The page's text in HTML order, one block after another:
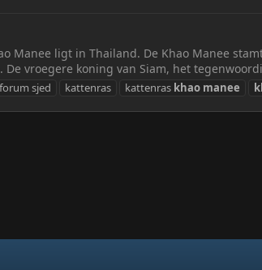
Manee ligt in Thailand. De Khao Manee
vroegere koning van Siam, het
sjed kattenras kattenras khao manee